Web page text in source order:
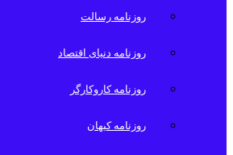
روزنامه رسالت
روزنامه دنیای اقتصاد
روزنامه کاروکارگر
روزنامه کیهان